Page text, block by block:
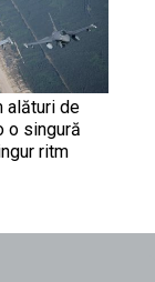
ideea și
drona
la toamnă,
alături de
o singură
ritm